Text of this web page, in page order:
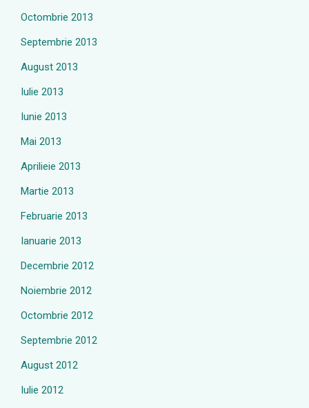
Octombrie 2013
Septembrie 2013
August 2013
Iulie 2013
Iunie 2013
Mai 2013
Aprilieie 2013
Martie 2013
Februarie 2013
Ianuarie 2013
Decembrie 2012
Noiembrie 2012
Octombrie 2012
Septembrie 2012
August 2012
Iulie 2012